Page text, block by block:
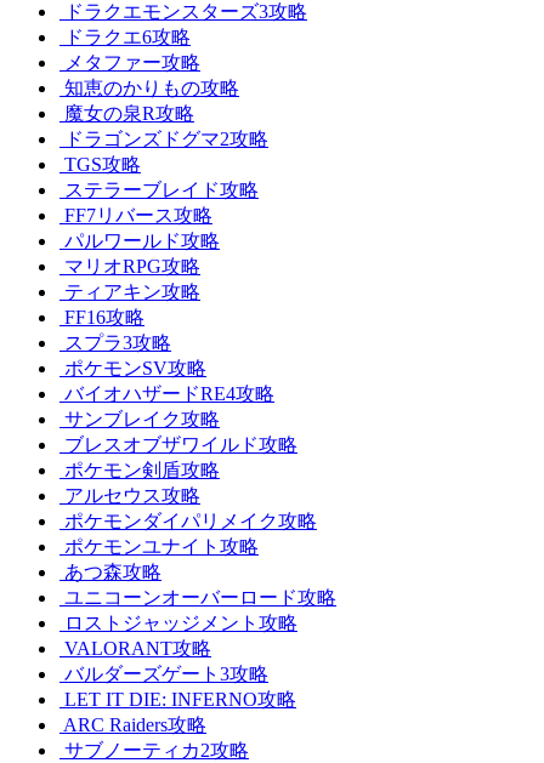
ドラクエモンスターズ3攻略
ドラクエ6攻略
メタファー攻略
知恵のかりもの攻略
魔女の泉R攻略
ドラゴンズドグマ2攻略
TGS攻略
ステラーブレイド攻略
FF7リバース攻略
パルワールド攻略
マリオRPG攻略
ティアキン攻略
FF16攻略
スプラ3攻略
ポケモンSV攻略
バイオハザードRE4攻略
サンブレイク攻略
ブレスオブザワイルド攻略
ポケモン剣盾攻略
アルセウス攻略
ポケモンダイパリメイク攻略
ポケモンユナイト攻略
あつ森攻略
ユニコーンオーバーロード攻略
ロストジャッジメント攻略
VALORANT攻略
バルダーズゲート3攻略
LET IT DIE: INFERNO攻略
ARC Raiders攻略
サブノーティカ2攻略